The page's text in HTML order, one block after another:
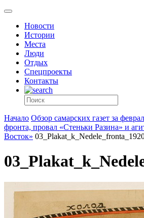
Новости
Истории
Места
Люди
Отдых
Спецпроекты
Контакты
Начало Обзор самарских газет за
фронта, провал «Стеньки Разина» и
Восток»